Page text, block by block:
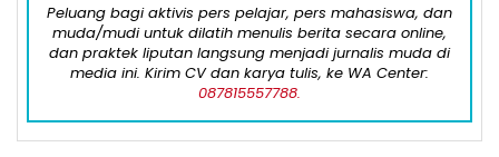
Peluang bagi aktivis pers pelajar, pers mahasiswa, dan
muda/mudi untuk dilatih menulis berita secara online,
dan praktek liputan langsung menjadi jurnalis muda di
media ini. Kirim CV dan karya tulis, ke WA Center:
087815557788.